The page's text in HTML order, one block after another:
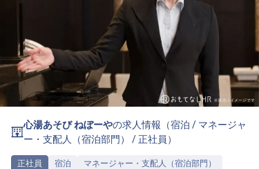
おもてなしHRについて
よくある質問
ホテル・宿泊業界情報コラム
無料 転職サポートに申し込む
心湯あそび ねぼーやの求人情報（宿泊 / マネージャ
ー・支配人（宿泊部門）
/正社員 ）
正社員 宿泊 マネージャー・支配人（宿泊部門）